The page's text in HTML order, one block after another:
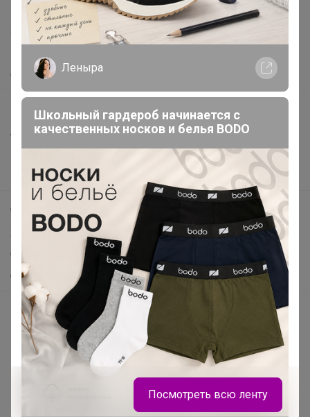
Написать в поддержку
Защита покупателя
О нас
Все предложения
Анонсы
Поддержка альпак
Самое выгодное
Хиты продаж
Самое желанное
Самое быстрое
Начать зарабатывать с 24-ok
Picabox.ru - Лучшее место для ваших изображений
Розыгрыш - Генератор случайных чисел
Пульс нашего маркетплейса
Леныра
Школьный гардероб начинается с
качественных носков и белья BODO
Посмотреть всю ленту